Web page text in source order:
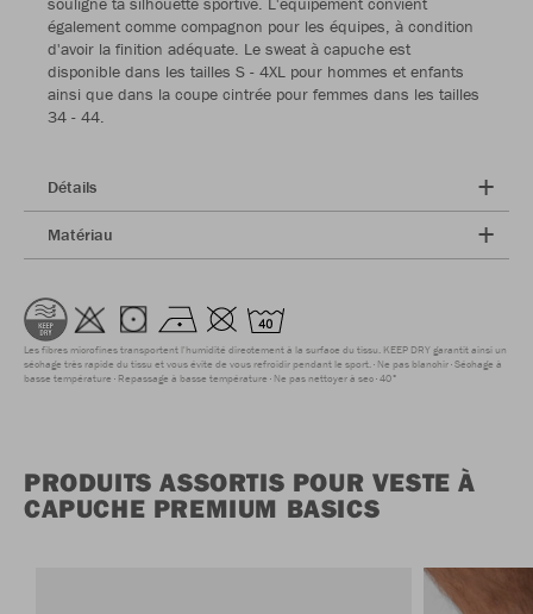
également comme compagnon pour les équipes, à condition
d'avoir la finition adéquate. Le sweat à capuche est
disponible dans les tailles S - 4XL pour hommes et enfants
ainsi que dans la coupe cintrée pour femmes dans les tailles
34 - 44.
Détails
Matériau
Les fibres microfines transportent l'humidité directement à la surface du tissu. KEEP DRY garantit ainsi un
séchage très rapide du tissu et vous évite de vous refroidir pendant le sport. Ne pas blanchir Séchage à
basse température Repassage à basse température Ne pas nettoyer à sec 40°
PRODUITS ASSORTIS POUR VESTE À
CAPUCHE PREMIUM BASICS